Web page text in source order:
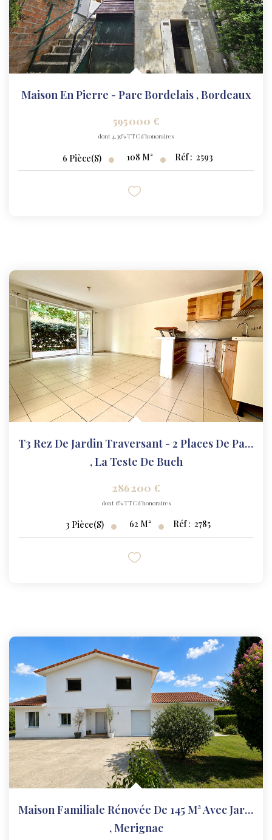
Maison En Pierre - Parc Bordelais ,Bordeaux
595 000 €
dont 4,39% TTC d'honoraires
6 Pièce(s) 108 M² Réf : 2593
T3 Rez De Jardin Traversant - 2 Places De Parking - La...
,La Teste De Buch
286 200 €
dont 6% TTC d'honoraires
3 Pièce(s) 62 M² Réf : 2785
Maison Familiale Rénovée De 145 M² Avec Jardin ? Mérignac
,Merignac